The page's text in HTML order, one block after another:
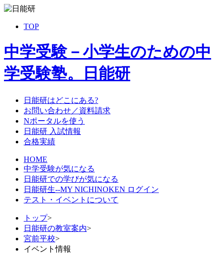
TOP
中学受験－小学生のための中
学受験塾。日能研
日能研はどこにある?
お問い合わせ／資料請求
Nポータルを使う
日能研 入試情報
合格実績
HOME
中学受験が気になる
日能研での学びが気になる
日能研生--MY NICHINOKEN ログイン
テスト・イベントについて
トップ>
日能研の教室案内>
宮前平校>
イベント情報